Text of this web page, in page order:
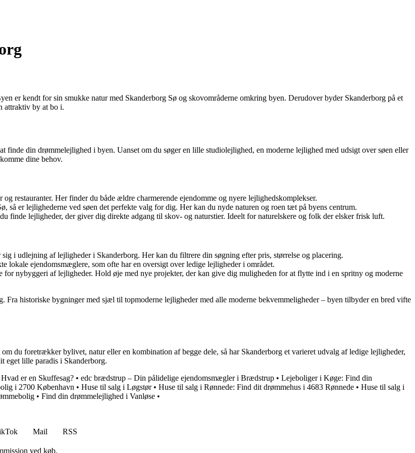
er kendt for sin smukke natur med Skanderborg Sø og skovområderne omkring byen. Derudover byder Skanderborg på et
attraktiv by at bo i.
din drømmelejlighed i byen. Uanset om du søger en lille studiolejlighed, en moderne lejlighed med udsigt over søen eller
dine behov.
restauranter. Her finder du både ældre charmerende ejendomme og nyere lejlighedskomplekser.
så er lejlighederne ved søen det perfekte valg for dig. Her kan du nyde naturen og roen tæt på byens centrum.
finde lejligheder, der giver dig direkte adgang til skov- og naturstier. Ideelt for naturelskere og folk der elsker frisk luft.
i udlejning af lejligheder i Skanderborg. Her kan du filtrere din søgning efter pris, størrelse og placering.
lokale ejendomsmæglere, som ofte har en oversigt over ledige lejligheder i området.
for nybyggeri af lejligheder. Hold øje med nye projekter, der kan give dig muligheden for at flytte ind i en spritny og moderne
Fra historiske bygninger med sjæl til topmoderne lejligheder med alle moderne bekvemmeligheder – byen tilbyder en bred vifte
du foretrækker bylivet, natur eller en kombination af begge dele, så har Skanderborg et varieret udvalg af ledige lejligheder,
eget lille paradis i Skanderborg.
er en Skuffesag? • edc brædstrup – Din pålidelige ejendomsmægler i Brædstrup • Lejeboliger i Køge: Find din
i 2700 København • Huse til salg i Løgstør• Huse til salg i Rønnede: Find dit drømmehus i 4683 Rønnede • Huse til salg i
• Find din drømmelejlighed i Vanløse •
Mail
RSS
ved køb.